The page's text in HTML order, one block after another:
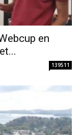
en
139511